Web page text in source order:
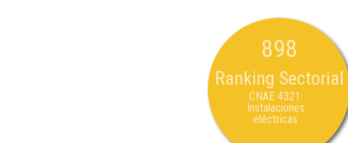
898
Ranking Sectorial
CNAE 4321:
Instalaciones
eléctricas